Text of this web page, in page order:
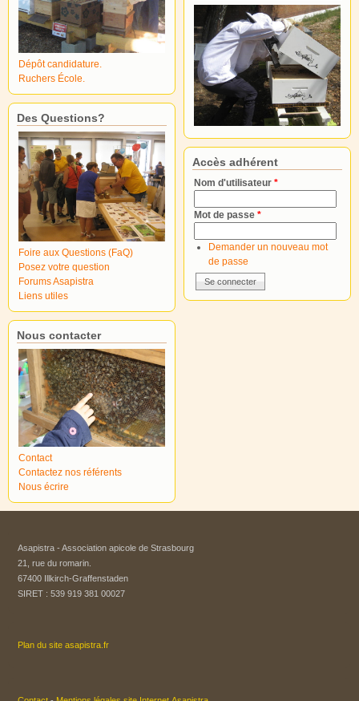
Dépôt candidature.
Ruchers École.
Des Questions?
Foire aux Questions (FaQ)
Posez votre question
Forums Asapistra
Liens utiles
Nous contacter
Contact
Contactez nos référents
Nous écrire
Accès adhérent
Nom d'utilisateur *
Mot de passe *
Demander un nouveau mot
de passe
Asapistra - Association apicole de Strasbourg​
21, rue du romarin.
67400 Illkirch-Graffenstaden
SIRET : 539 919 381 00027
Plan du site asapistra.fr